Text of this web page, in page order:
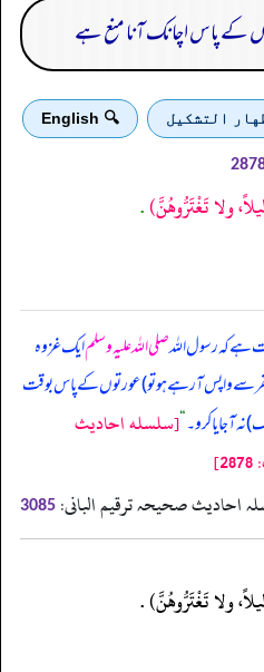
کے پاس اچانک آنا منع ہے
التشكيل 🔍 English
ولا تَغْتَرُّوهُنَّ).
ہے کہ رسول اللہصلی اللہ علیہ وسلمایک غزوہ
سے واپس آ رہے ہو تو) عورتوں کے پاس بوقت
نہ آ جایا کرو۔“[سلسله احاديث
احادیث صحیحہ ترقیم البانی: 3085
ولا تَغْتَرُّوهُنَّ) .